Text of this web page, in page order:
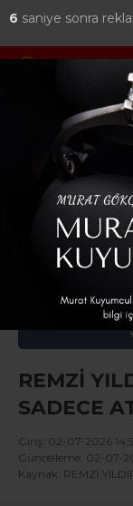
GÖNÜL
e-posta:
REMZİ
SADECE
Giriş: 02-07-2026
Güncelleme: 02-07-
Kaynak: REMZİ
5 saniye sonra